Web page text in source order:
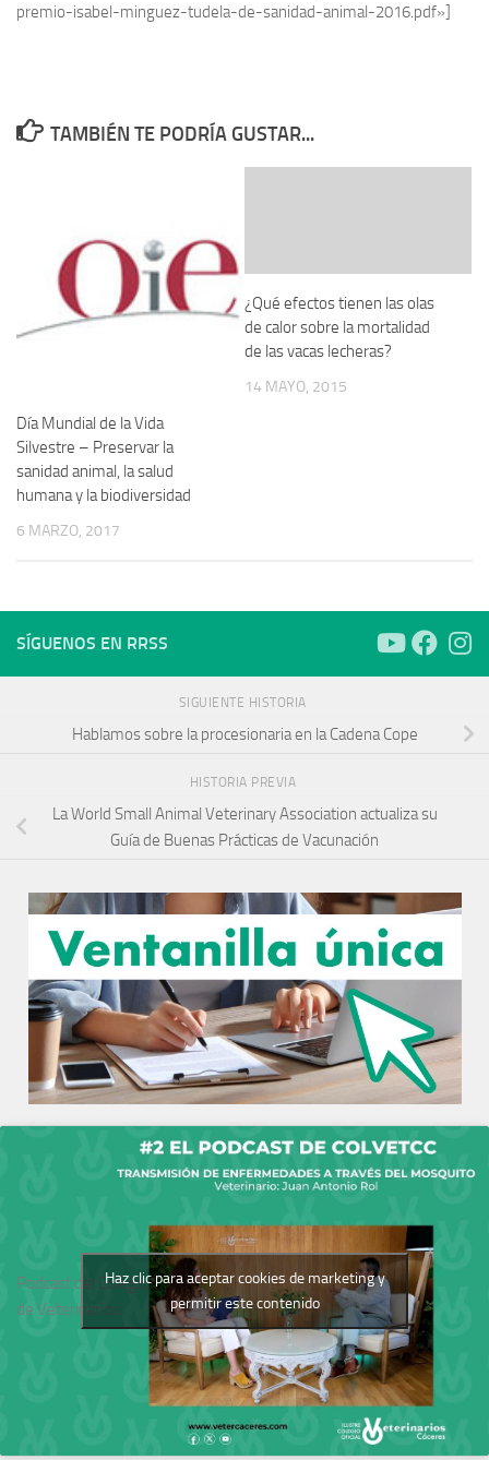
premio-isabel-minguez-tudela-de-sanidad-animal-2016.pdf»]
TAMBIÉN TE PODRÍA GUSTAR...
Día Mundial de la Vida
Silvestre – Preservar la
sanidad animal, la salud
humana y la biodiversidad
6 MARZO, 2017
¿Qué efectos tienen las olas
de calor sobre la mortalidad
de las vacas lecheras?
14 MAYO, 2015
SÍGUENOS EN RRSS
SIGUIENTE HISTORIA
Hablamos sobre la procesionaria en la Cadena Cope
HISTORIA PREVIA
La World Small Animal Veterinary Association actualiza su
Guía de Buenas Prácticas de Vacunación
Podcast del Colegio
de Veterinarios
Haz clic para aceptar cookies de marketing y
permitir este contenido